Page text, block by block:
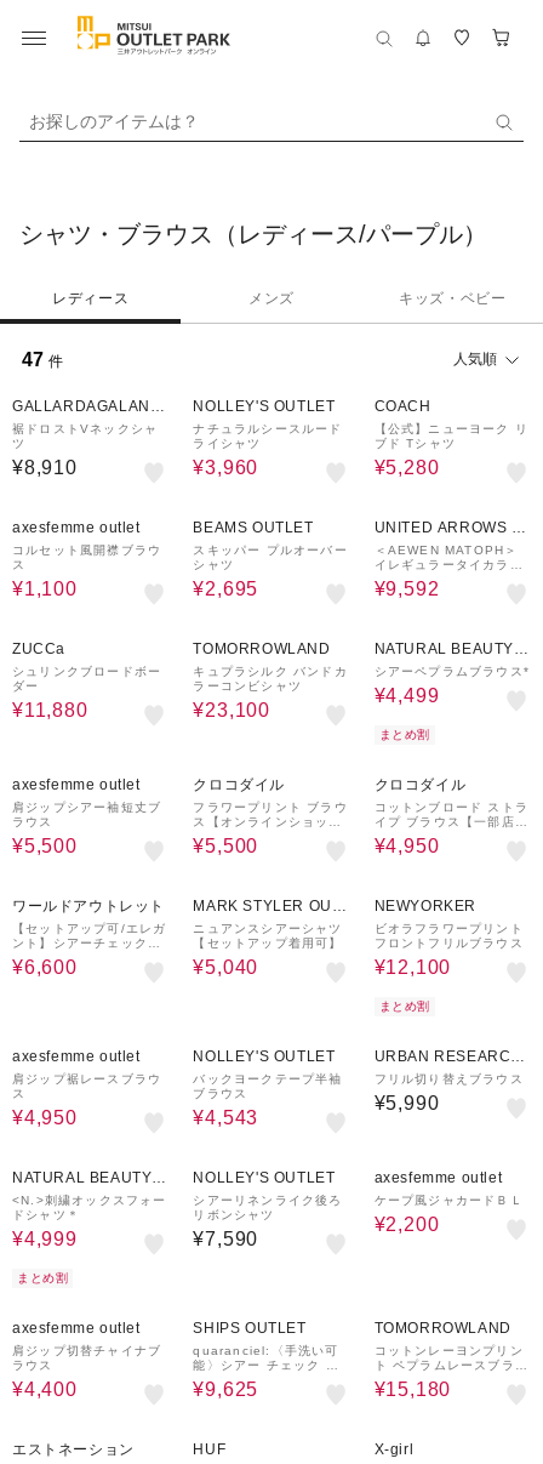
お探しのアイテムは？
シャツ・ブラウス（レディース/パープル）
レディース メンズ キッズ・ベビー
47 件 人気順
GALLARDAGALANT
E
裾ドロストVネックシャ
ツ
¥8,910
NOLLEY'S OUTLET
ナチュラルシースルード
ライシャツ
¥3,960
COACH
【公式】ニューヨーク リ
ブド Tシャツ
¥5,280
axesfemme outlet
コルセット風開襟ブラウ
ス
¥1,100
BEAMS OUTLET
スキッパー プルオーバー
シャツ
¥2,695
UNITED ARROWS O
UTLET
＜AEWEN MATOPH＞
イレギュラータイカラー
ブラウス - ウォッシャブ
ル -
¥9,592
ZUCCa
シュリンクブロードボー
ダー
¥11,880
TOMORROWLAND
キュプラシルク バンドカ
ラーコンビシャツ
¥23,100
NATURAL BEAUTY B
ASIC
シアーペプラムブラウス*
¥4,499
まとめ割
axesfemme outlet
肩ジップシアー袖短丈ブ
ラウス
¥5,500
クロコダイル
フラワープリント ブラウ
ス【オンラインショッ
プ・一部店舗限定】
¥5,500
クロコダイル
コットンブロード ストラ
イプ ブラウス【一部店舗
限定】
¥4,950
ワールドアウトレット
【セットアップ可/エレガ
ント】シアーチェックT
ブラウス
¥6,600
MARK STYLER OUT
LET
ニュアンスシアーシャツ
【セットアップ着用可】
¥5,040
NEWYORKER
ビオラフラワープリント
フロントフリルブラウス
¥12,100
まとめ割
axesfemme outlet
肩ジップ裾レースブラウ
ス
¥4,950
NOLLEY'S OUTLET
バックヨークテープ半袖
ブラウス
¥4,543
URBAN RESEARCH
ware house
フリル切り替えブラウス
¥5,990
NATURAL BEAUTY B
ASIC
<N.>刺繍オックスフォー
ドシャツ＊
¥4,999
まとめ割
NOLLEY'S OUTLET
シアーリネンライク後ろ
リボンシャツ
¥7,590
axesfemme outlet
ケープ風ジャカードＢＬ
¥2,200
axesfemme outlet
肩ジップ切替チャイナブ
ラウス
¥4,400
SHIPS OUTLET
quaranciel:〈手洗い可
能〉シアー チェック ド
ルマン ビッグ レギュラ
ー シャツ
¥9,625
TOMORROWLAND
コットンレーヨンプリン
ト ペプラムレースブラウ
ス
¥15,180
エストネーション HUF X-girl